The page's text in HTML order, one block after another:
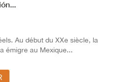
Au début du XXe siècle, la
émigre au Mexique...